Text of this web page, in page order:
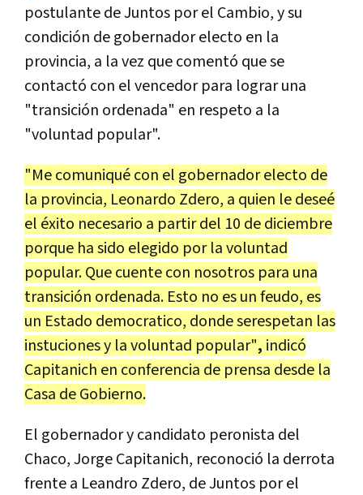
postulante de Juntos por el Cambio, y su
condición de gobernador electo en la
provincia, a la vez que comentó que se
contactó con el vencedor para lograr una
"transición ordenada" en respeto a la
"voluntad popular".
"Me comuniqué con el gobernador electo de
la provincia, Leonardo Zdero, a quien le deseé
el éxito necesario a partir del 10 de diciembre
porque ha sido elegido por la voluntad
popular. Que cuente con nosotros para una
transición ordenada. Esto no es un feudo, es
un Estado democratico, donde serespetan las
instuciones y la voluntad popular", indicó
Capitanich en conferencia de prensa desde la
Casa de Gobierno.
El gobernador y candidato peronista del
Chaco, Jorge Capitanich, reconoció la derrota
frente a Leandro Zdero, de Juntos por el